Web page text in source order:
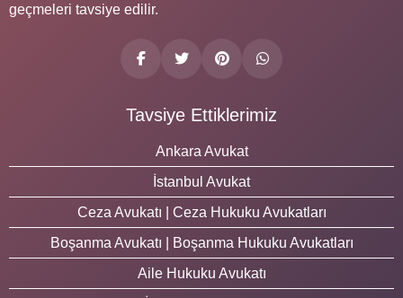
geçmeleri tavsiye edilir.
Tavsiye Ettiklerimiz
Ankara Avukat
İstanbul Avukat
Ceza Avukatı | Ceza Hukuku Avukatları
Boşanma Avukatı | Boşanma Hukuku Avukatları
Aile Hukuku Avukatı